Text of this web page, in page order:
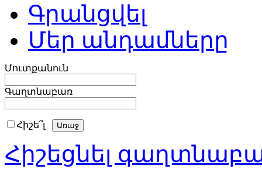
Գրանցվել
Մեր անդամները
Մուտքանուն
Գաղտնաբառ
Հիշե՞լ
Հիշեցնել